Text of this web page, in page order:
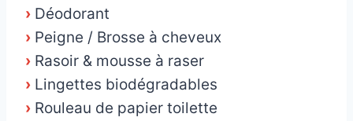
› Déodorant
› Peigne / Brosse à cheveux
› Rasoir & mousse à raser
› Lingettes biodégradables
› Rouleau de papier toilette